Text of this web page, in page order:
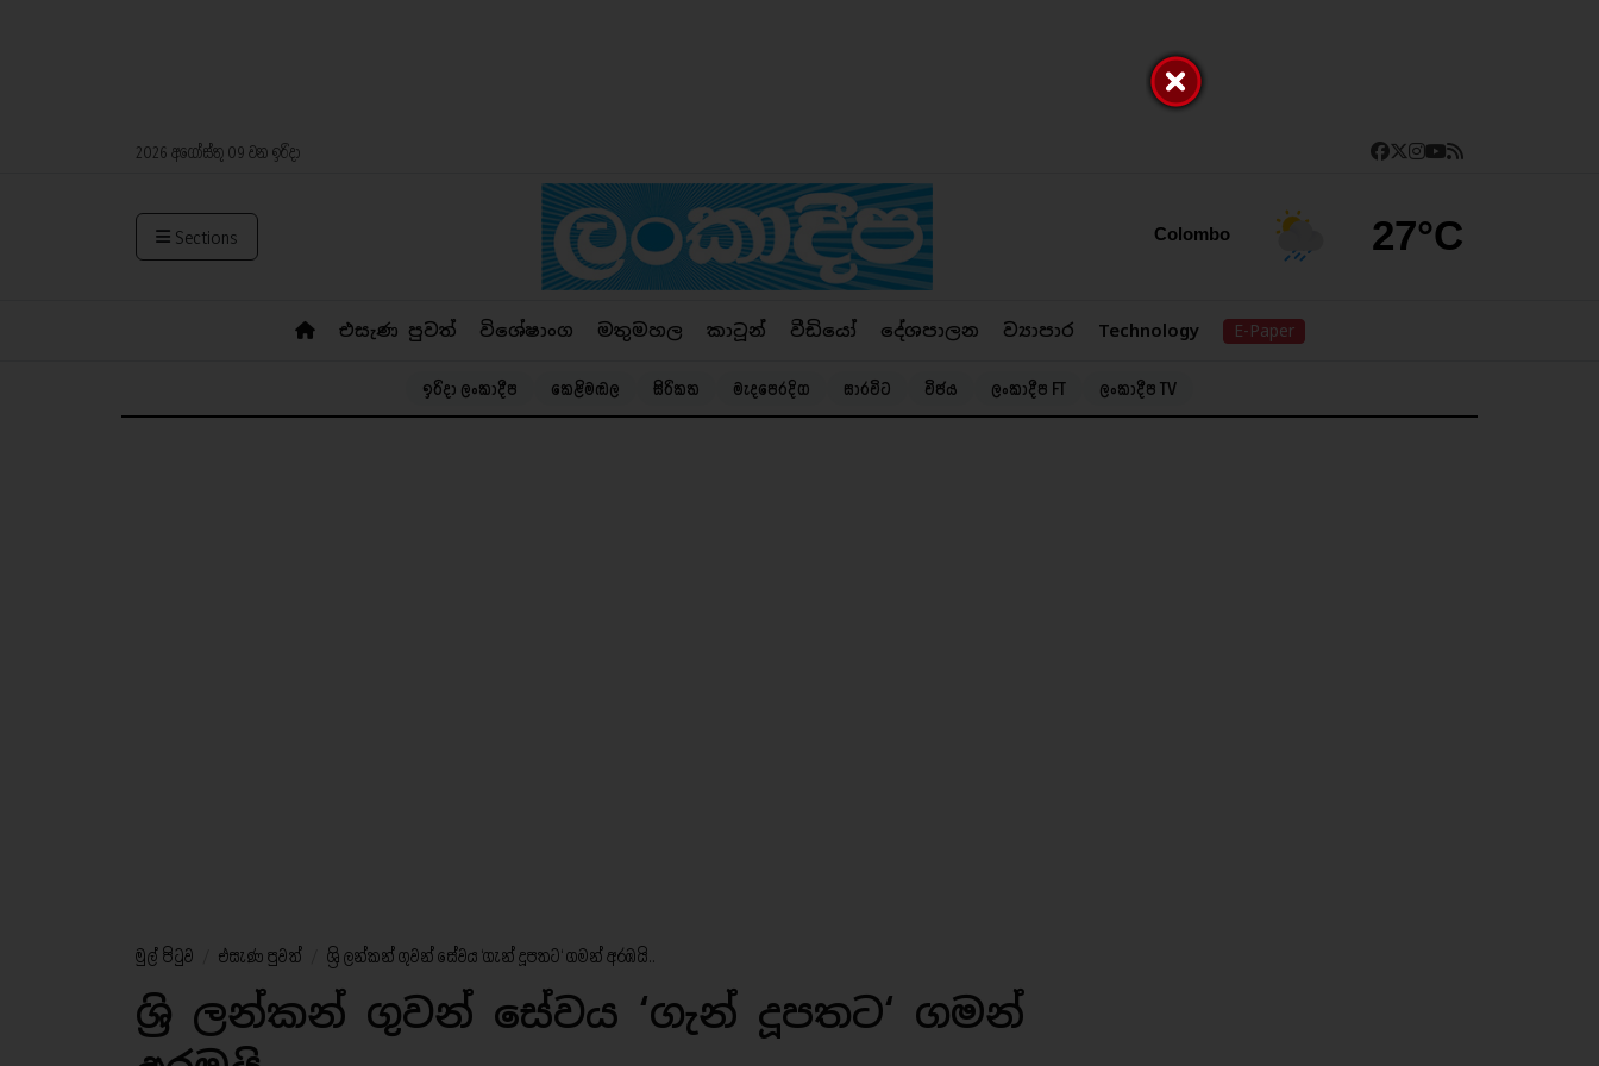
2026 අගෝස්තු 09 වන ඉරිදා
Sections Colombo 27°C
එසැණ පුවත් විශේෂාංග මතුමහල කාටූන් වීඩියෝ දේශපාලන ව්‍යාපාර Technology E-Paper
ඉරිදා ලංකාදීප කෙළිමඬල සිරිකත මැදපෙරදිග සාරවිට විජය ලංකාදීප FT ලංකාදීප TV
මුල් පිටුව එසැණ පුවත් ශ්‍රි ලන්කන් ගුවන් සේවය ‘ගැන් දූපතට‘ ගමන් අරඹයි..
ශ්‍රි ලන්කන් ගුවන් සේවය ‘ගැන් දූපතට‘ ගමන්